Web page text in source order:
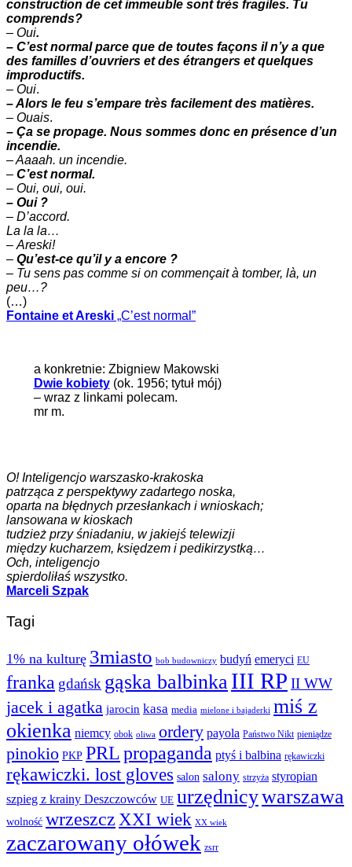
construction de cet immeuble sont très fragiles. Tu
comprends?
– Oui.
– C’est normal parce que de toutes façons il n’y a que
des familles d’ouvriers et des étrangers et quelques
improductifs.
– Oui.
– Alors le feu s’empare très facilement des matières.
– Ouais.
– Ça se propage. Nous sommes donc en présence d’un
incendie.
– Aaaah. un incendie.
– C’est normal.
– Oui, oui, oui.
– Oui ?
– D’accord.
La la la…
– Areski!
– Qu’est-ce qu’il y a encore ?
– Tu sens pas comme si on commençait à tomber, là, un
peu…?
(…)
Fontaine et Areski „C’est normal”
a konkretnie: Zbigniew Makowski
Dwie kobiety(ok. 1956; tytuł mój)
– wraz z linkami polecam.
mr m.
O! Inteligencjo warszasko-krakoska
patrząca z perspektywy zadartego noska,
oparta na błędnych przesłankach i wnioskach;
lansowana w kioskach
tudzież przy śniadaniu, w jakiejś telewizji
między kucharzem, księdzem i pedikirzystką…
Och, inteligencjo
spierdoliłaś wszystko.
Marceli Szpak
Tagi
1% na kulturę 3miasto bob budowniczy budyń emeryci EU
franka gdańsk gąska balbinka III RP II WW
jacek i agatka jarocin kasa media mielone i bajaderki miś z
okienka niemcy obok oliwa ordery payola Państwo Nikt pieniądze
pinokio PKP PRLpropaganda ptyś i balbina rękawiczki
rękawiczki. lost gloves salon salony strzyża styropian
szpieg z krainy Deszczowców UE urzędnicywarszawa
wolność wrzeszcz XXI wiek XX wiek
zaczarowany ołówek zsrr